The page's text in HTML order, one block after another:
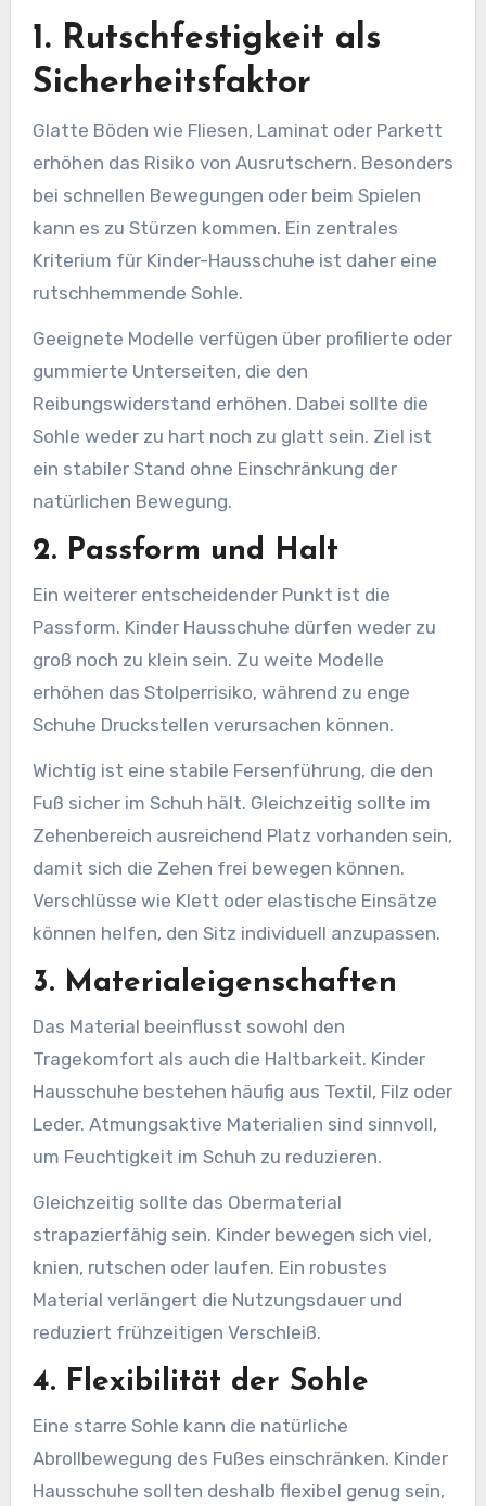
1. Rutschfestigkeit als
Sicherheitsfaktor
Glatte Böden wie Fliesen, Laminat oder Parkett
erhöhen das Risiko von Ausrutschern. Besonders
bei schnellen Bewegungen oder beim Spielen
kann es zu Stürzen kommen. Ein zentrales
Kriterium für Kinder-Hausschuhe ist daher eine
rutschhemmende Sohle.
Geeignete Modelle verfügen über profilierte oder
gummierte Unterseiten, die den
Reibungswiderstand erhöhen. Dabei sollte die
Sohle weder zu hart noch zu glatt sein. Ziel ist
ein stabiler Stand ohne Einschränkung der
natürlichen Bewegung.
2. Passform und Halt
Ein weiterer entscheidender Punkt ist die
Passform. Kinder Hausschuhe dürfen weder zu
groß noch zu klein sein. Zu weite Modelle
erhöhen das Stolperrisiko, während zu enge
Schuhe Druckstellen verursachen können.
Wichtig ist eine stabile Fersenführung, die den
Fuß sicher im Schuh hält. Gleichzeitig sollte im
Zehenbereich ausreichend Platz vorhanden sein,
damit sich die Zehen frei bewegen können.
Verschlüsse wie Klett oder elastische Einsätze
können helfen, den Sitz individuell anzupassen.
3. Materialeigenschaften
Das Material beeinflusst sowohl den
Tragekomfort als auch die Haltbarkeit. Kinder
Hausschuhe bestehen häufig aus Textil, Filz oder
Leder. Atmungsaktive Materialien sind sinnvoll,
um Feuchtigkeit im Schuh zu reduzieren.
Gleichzeitig sollte das Obermaterial
strapazierfähig sein. Kinder bewegen sich viel,
knien, rutschen oder laufen. Ein robustes
Material verlängert die Nutzungsdauer und
reduziert frühzeitigen Verschleiß.
4. Flexibilität der Sohle
Eine starre Sohle kann die natürliche
Abrollbewegung des Fußes einschränken. Kinder
Hausschuhe sollten deshalb flexibel genug sein,